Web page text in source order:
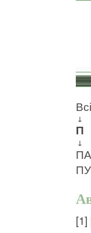
↓
П
↓
ПА
ПУ
[1]